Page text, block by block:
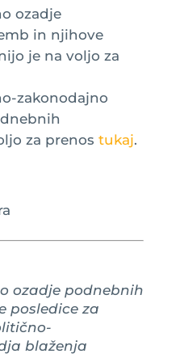
ozadje
in njihove
je na voljo za
zakonodajno
za prenos tukaj.
ozadje podnebnih
posledice za
blaženja